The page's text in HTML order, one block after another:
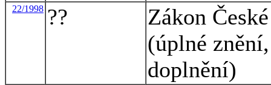
22/1998 ??
Zákon
(úplné
doplnění)